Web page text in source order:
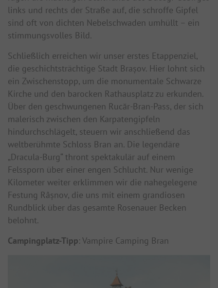
links und rechts der Straße auf, die schroffe Gipfel
sind oft von dichten Nebelschwaden umhüllt – ein
stimmungsvolles Bild.
Schließlich erreichen wir unser erstes Etappenziel,
die geschichtsträchtige Stadt Brașov. Hier lohnt sich
ein Zwischenstopp, um die monumentale Schwarze
Kirche und den barocken Rathausplatz zu erkunden.
Über den geschwungenen Rucăr-Bran-Pass, der sich
malerisch zwischen den Karpatengipfeln
hindurchschlägelt, steuern wir anschließend das
weltberühmte Schloss Bran an. Die legendäre
„Dracula-Burg“ thront spektakulär auf einem
Felssporn über einer engen Schlucht. Nur wenige
Kilometer weiter erklimmen wir die nahegelegene
Festung Râșnov, die uns mit einem grandiosen
Rundblick über das gesamte Rosenauer Becken
belohnt.
Campingplatz-Tipp: Vampire Camping Bran